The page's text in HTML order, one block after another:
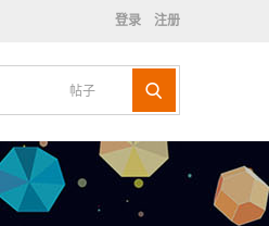
登录 注册
帖子